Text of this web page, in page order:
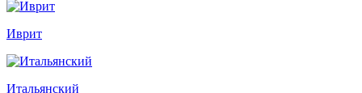
Иврит
Итальянский